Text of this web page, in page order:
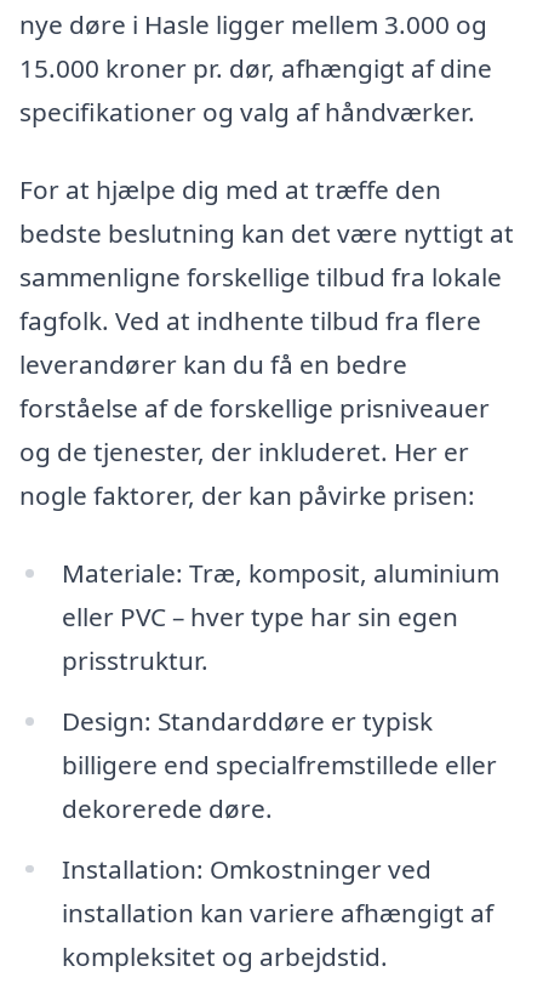
nye døre i Hasle ligger mellem 3.000 og
15.000 kroner pr. dør, afhængigt af dine
specifikationer og valg af håndværker.
For at hjælpe dig med at træffe den
bedste beslutning kan det være nyttigt at
sammenligne forskellige tilbud fra lokale
fagfolk. Ved at indhente tilbud fra flere
leverandører kan du få en bedre
forståelse af de forskellige prisniveauer
og de tjenester, der inkluderet. Her er
nogle faktorer, der kan påvirke prisen:
Materiale: Træ, komposit, aluminium
eller PVC – hver type har sin egen
prisstruktur.
Design: Standarddøre er typisk
billigere end specialfremstillede eller
dekorerede døre.
Installation: Omkostninger ved
installation kan variere afhængigt af
kompleksitet og arbejdstid.